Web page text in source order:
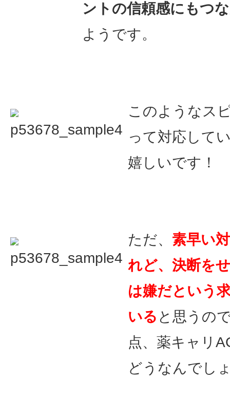
ントの信頼感にもつ
ようです。
このようなス
って対応して
嬉しいです！
ただ、 素早い
れど、決断を
は嫌だという
いる と思うの
点、薬キャリ
どうなんでし